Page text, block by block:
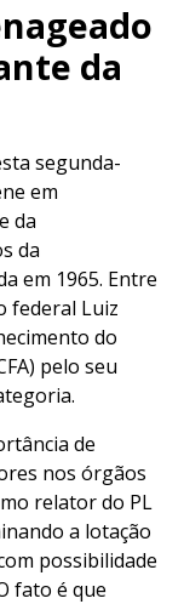
da
segunda-
em
da
da
em 1965. Entre
federal Luiz
do
pelo seu
de
nos órgãos
relator do PL
a lotação
possibilidade
fato é que